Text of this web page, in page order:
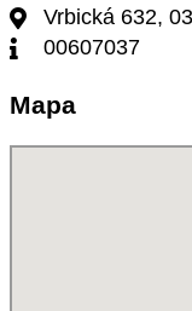
Vrbická 632,
00607037
Mapa